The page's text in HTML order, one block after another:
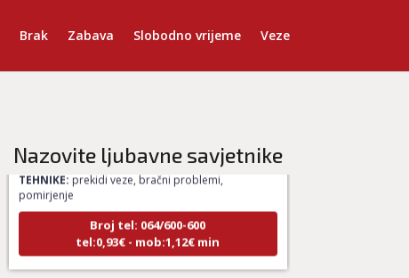
Brak Zabava Slobodno vrijeme Veze
Nazovite ljubavne savjetnike
TEHNIKE: prekidi veze, bračni problemi,
pomirjenje
Broj tel: 064/600-600
tel:0,93€ - mob:1,12€ min